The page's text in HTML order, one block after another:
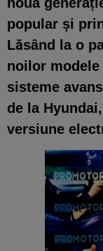
popular și
Lăsând la o
noilor
sisteme
de la
versiune